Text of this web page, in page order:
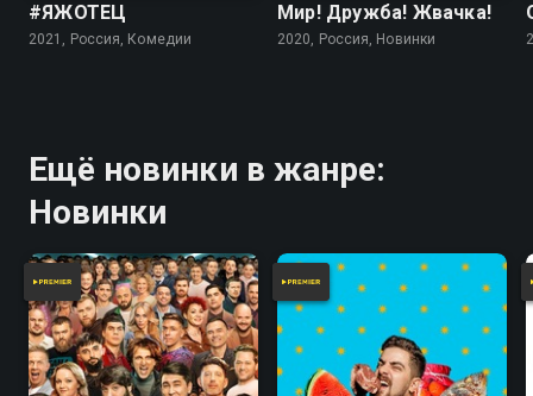
#ЯЖОТЕЦ
2021, Россия, Комедии
Мир! Дружба! Жвачка!
2020, Россия, Новинки
Ещё новинки в жанре:
Новинки